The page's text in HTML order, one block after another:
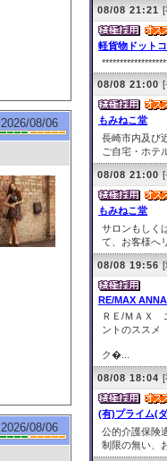
2026/08/06
2026/08/06
08/08 21:21 [
軽貨物ドット
08/08 21:00 [
もみねこ堂
長崎市内及び
ご自宅・ホテ
08/08 21:00 [
もみねこ堂
サロンもしく
て、お客様へ
08/08 19:56 [
RE/MAX
ＲＥ/ＭＡＸ
ントのススメ
ク�...
08/08 18:04 [
(有)プライム(ダ
公的介護保険
制限の無い、